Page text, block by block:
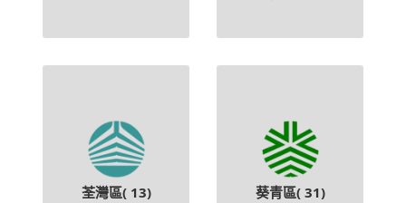
荃灣區( 13) 葵青區( 31)